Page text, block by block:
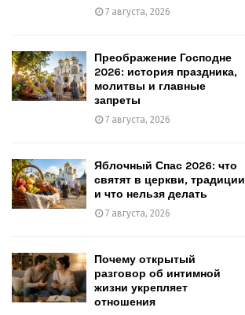
7 августа, 2026
Преображение Господне
2026: история праздника,
молитвы и главные
запреты
7 августа, 2026
Яблочный Спас 2026: что
святят в церкви, традиции
и что нельзя делать
7 августа, 2026
Почему открытый
разговор об интимной
жизни укрепляет
отношения